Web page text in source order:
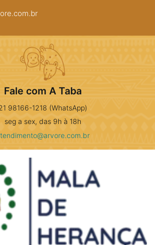
Fale com A Taba
98166-1218 (WhatsApp)
seg a sex, das 9h à 18h